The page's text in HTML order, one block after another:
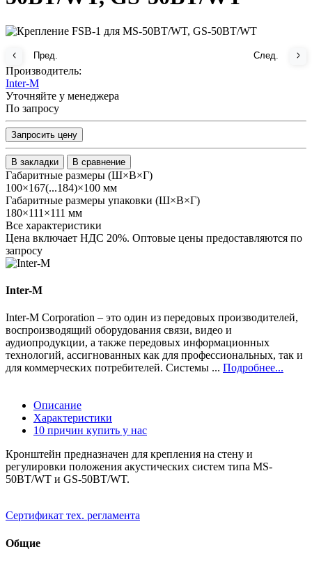
Пред. След.
Производитель:
Inter-M
Уточняйте у менеджера
По запросу
Запросить цену
В закладки В сравнение
Габаритные размеры (Ш×В×Г)
100×167(...184)×100 мм
Габаритные размеры упаковки (Ш×В×Г)
180×111×111 мм
Все характеристики
Цена включает НДС 20%. Оптовые цены предоставляются по
запросу
Inter-M
Inter-M Corporation – это один из передовых производителей,
воспроизводящий оборудования связи, видео и
аудиопродукции, а также передовых информационных
технологий, ассигнованных как для профессиональных, так и
для коммерческих потребителей. Системы ... Подробнее...
Описание
Характеристики
10 причин купить у нас
Кронштейн предназначен для крепления на стену и
регулировки положения акустических систем типа MS-
50BT/WT и GS-50BT/WT.
Сертификат тех. регламента
Общие